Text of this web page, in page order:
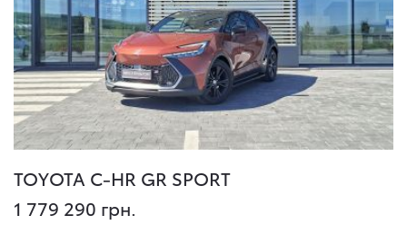
TOYOTA C-HR GR SPORT
1 779 290 грн.